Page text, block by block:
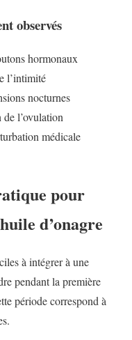
observés
hormonaux
l’intimité
nocturnes
l’ovulation
médicale
pour
d’onagre
à intégrer à une
pendant la première
période correspond à